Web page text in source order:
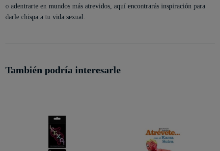
o adentrarte en mundos más atrevidos, aquí encontrarás inspiración para
darle chispa a tu vida sexual.
También podría interesarle